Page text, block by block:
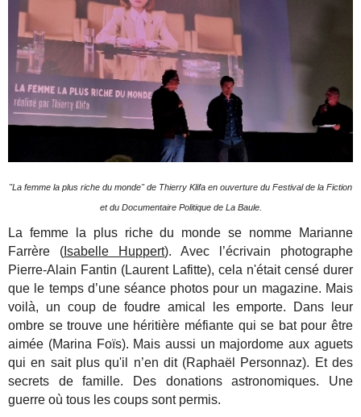
"La femme la plus riche du monde" de Thierry Klifa en ouverture du Festival de la Fiction
et du Documentaire Politique de La Baule.
La femme la plus riche du monde se nomme Marianne
Farrère ( Isabelle Huppert). Avec l’écrivain photographe
Pierre-Alain Fantin (Laurent Lafitte), cela n'était censé durer
que le temps d’une séance photos pour un magazine. Mais
voilà, un coup de foudre amical les emporte. Dans leur
ombre se trouve une héritière méfiante qui se bat pour être
aimée (Marina Foïs). Mais aussi un majordome aux aguets
qui en sait plus qu'il n’en dit (Raphaël Personnaz). Et des
secrets de famille. Des donations astronomiques. Une
guerre où tous les coups sont permis.